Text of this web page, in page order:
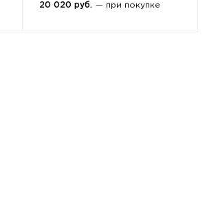
20 020 руб. — при покупке